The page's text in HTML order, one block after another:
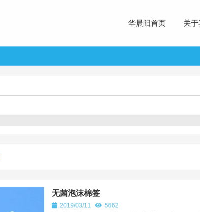
华晨阳首页 关
无菌泡沫棉签
2019/03/11 5662